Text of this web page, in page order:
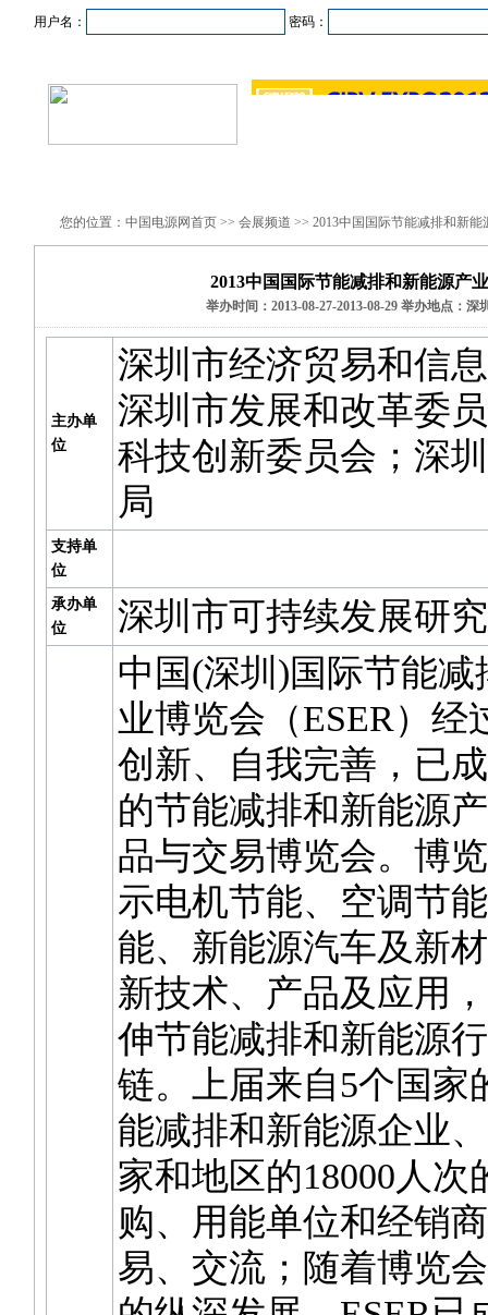
用户名： 密码：
您的位置：中国电源网首页 >> 会展频道 >> 2013中国国际节能减排和新能
2013中国国际节能减排和新能源产
举办时间：2013-08-27-2013-08-29 举办地点：深
主办单
位
深圳市经济贸易和信
深圳市发展和改革委
科技创新委员会；深
局
支持单
位
承办单
位
深圳市可持续发展研
中国(深圳)国际节能
业博览会（ESER）经
创新、自我完善，已
的节能减排和新能源
品与交易博览会。博
示电机节能、空调节
能、新能源汽车及新
新技术、产品及应用
伸节能减排和新能源
链。上届来自5个国家
能减排和新能源企业
家和地区的18000人次
购、用能单位和经销
易、交流；随着博览